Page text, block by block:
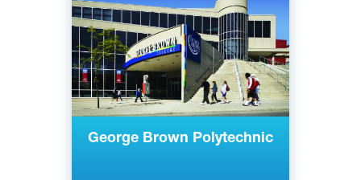
George Brown Polytechnic
Государственный